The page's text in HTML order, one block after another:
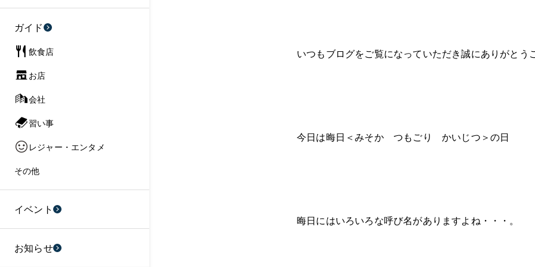
ガイド
飲食店
お店
会社
習い事
レジャー・エンタメ
その他
イベント
お知らせ
いつもブログをご覧になっていただき誠にありがとう
今日は晦日＜みそか つもごり かいじつ＞の日
晦日にはいろいろな呼び名がありますよね・・・。